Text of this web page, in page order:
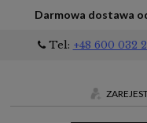
Darmowa dostawa
Tel: +48 600 032